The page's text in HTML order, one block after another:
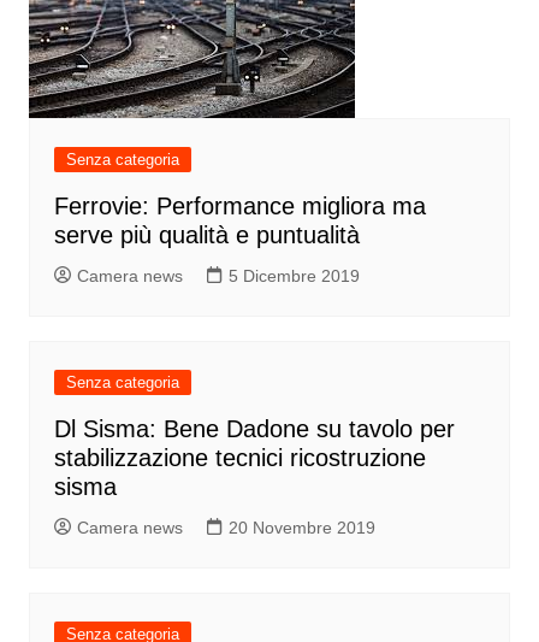
Senza categoria
Ferrovie: Performance migliora ma
serve più qualità e puntualità
Camera news 5 Dicembre 2019
Senza categoria
Dl Sisma: Bene Dadone su tavolo per
stabilizzazione tecnici ricostruzione
sisma
Camera news 20 Novembre 2019
Senza categoria